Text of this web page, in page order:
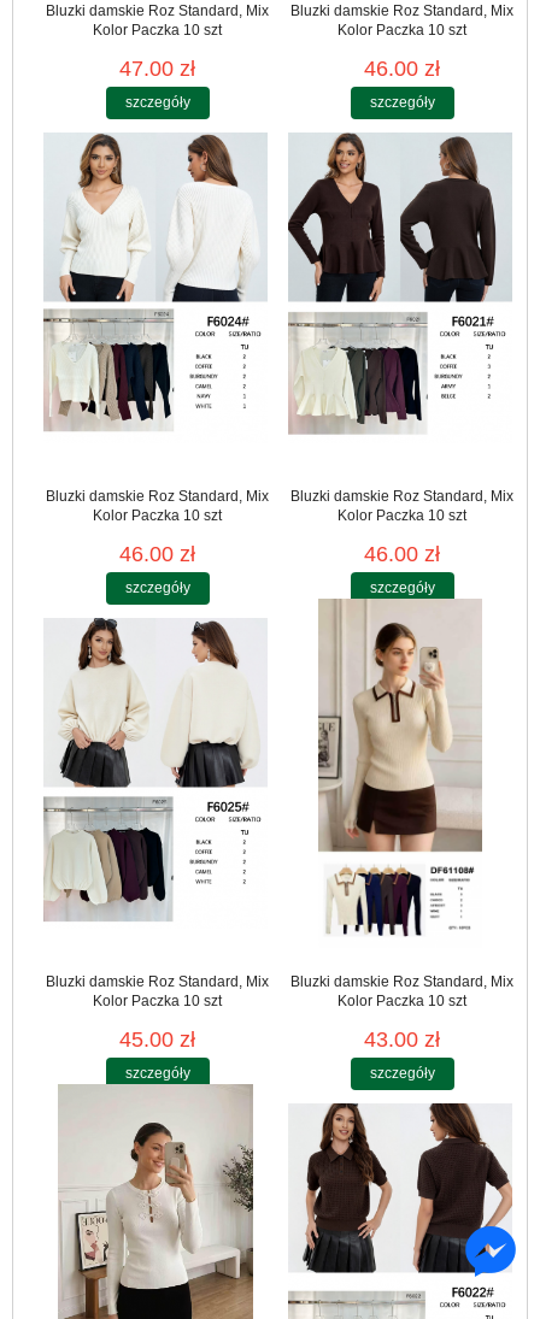
Bluzki damskie Roz Standard, Mix
Kolor Paczka 10 szt
47.00 zł
szczegóły
Bluzki damskie Roz Standard, Mix
Kolor Paczka 10 szt
46.00 zł
szczegóły
Bluzki damskie Roz Standard, Mix
Kolor Paczka 10 szt
46.00 zł
szczegóły
Bluzki damskie Roz Standard, Mix
Kolor Paczka 10 szt
46.00 zł
szczegóły
Bluzki damskie Roz Standard, Mix
Kolor Paczka 10 szt
45.00 zł
szczegóły
Bluzki damskie Roz Standard, Mix
Kolor Paczka 10 szt
43.00 zł
szczegóły